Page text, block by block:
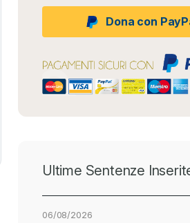
Dona con
Ultime Sentenze
06/08/2026